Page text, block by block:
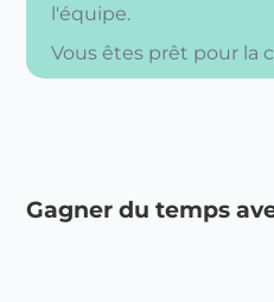
l'équipe.
Vous êtes prêt pour la
Gagner du temps